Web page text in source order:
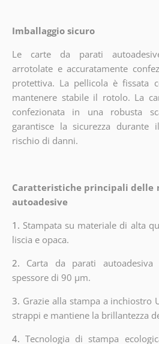
Imballaggio sicuro
Le carte da parati
arrotolate e accuratamente
protettiva. La pellicola è fissata
mantenere stabile il rotolo. La
confezionata in una robusta
garantisce la sicurezza
rischio di danni.
Caratteristiche principali delle
autoadesive
1. Stampata su materiale di alta
liscia e opaca.
2. Carta da parati
spessore di 90 µm.
3. Grazie alla stampa a inchiostro
strappi e mantiene la brillantezza
4.Tecnologia di stampa